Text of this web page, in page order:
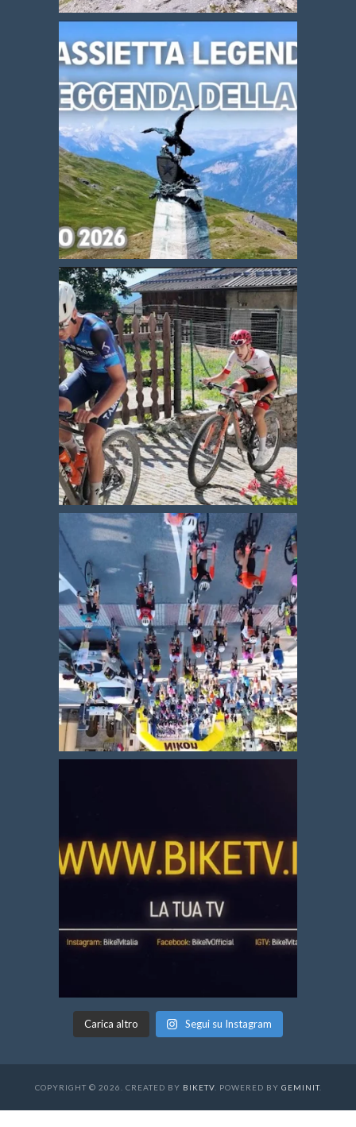
Carica altro Segui su Instagram
COPYRIGHT © 2026. CREATED BY BIKETV. POWERED BY GEMINIT.